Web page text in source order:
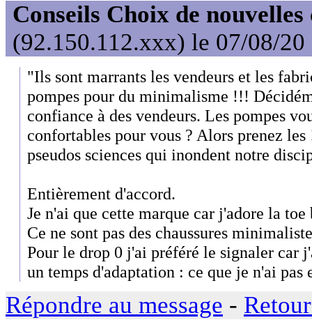
Conseils Choix de nouvelles
(92.150.112.xxx) le 07/08/20
"Ils sont marrants les vendeurs et les
pompes pour du minimalisme !!!
confiance à des vendeurs. Les pompes
confortables pour vous ? Alors prenez
pseudos sciences qui inondent notre
Entièrement d'accord.
Je n'ai que cette marque car j'adore la toe
Ce ne sont pas des chaussures
Pour le drop 0 j'ai préféré le signaler
un temps d'adaptation : ce que je n'ai pas
Répondre au message -